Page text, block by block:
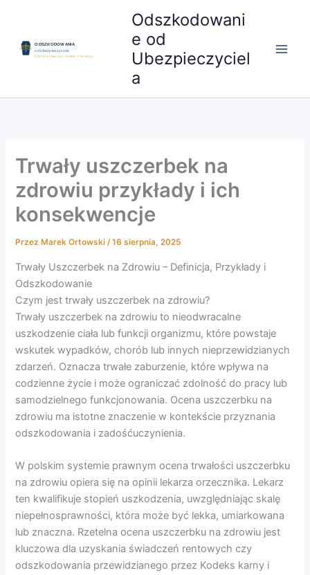
treści
Odszkodowani
e od
Ubezpieczyciel
a
Trwały uszczerbek na
zdrowiu przykłady i ich
konsekwencje
Przez Marek Ortowski/16 sierpnia, 2025
Trwały Uszczerbek na Zdrowiu – Definicja, Przykłady i
Odszkodowanie
Czym jest trwały uszczerbek na zdrowiu?
Trwały uszczerbek na zdrowiu to nieodwracalne
uszkodzenie ciała lub funkcji organizmu, które powstaje
wskutek wypadków, chorób lub innych nieprzewidzianych
zdarzeń. Oznacza trwałe zaburzenie, które wpływa na
codzienne życie i może ograniczać zdolność do pracy lub
samodzielnego funkcjonowania. Ocena uszczerbku na
zdrowiu ma istotne znaczenie w kontekście przyznania
odszkodowania i zadośćuczynienia.
W polskim systemie prawnym ocena trwałości uszczerbku
na zdrowiu opiera się na opinii lekarza orzecznika. Lekarz
ten kwalifikuje stopień uszkodzenia, uwzględniając skalę
niepełnosprawności, która może być lekka, umiarkowana
lub znaczna. Rzetelna ocena uszczerbku na zdrowiu jest
kluczowa dla uzyskania świadczeń rentowych czy
odszkodowania przewidzianego przez Kodeks karny i